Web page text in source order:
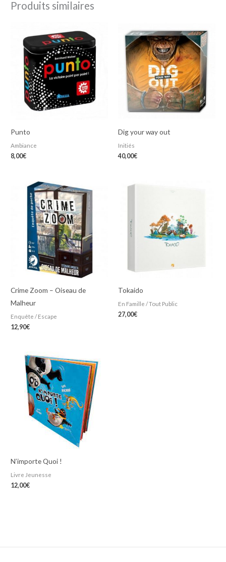
Produits similaires
Punto
Ambiance
8,00€
Dig your way out
Initiés
40,00€
Crime Zoom – Oiseau de
Malheur
Enquête / Escape
12,90€
Tokaido
En Famille / Tout Public
27,00€
N’importe Quoi !
Livre Jeunesse
12,00€